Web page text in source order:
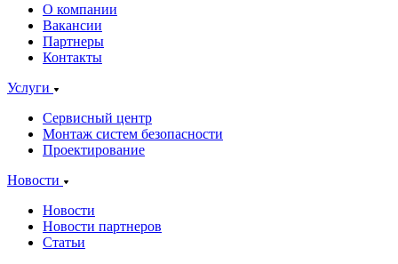
О компании
Вакансии
Партнеры
Контакты
Услуги
Сервисный центр
Монтаж систем безопасности
Проектирование
Новости
Новости
Новости партнеров
Статьи